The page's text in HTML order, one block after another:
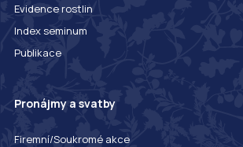
Evidence rostlin
Index seminum
Publikace
Pronájmy a svatby
Firemní/Soukromé akce